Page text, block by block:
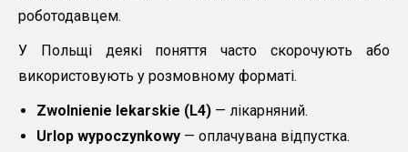
роботодавцем.
У Польщі деякі поняття часто скорочують або
використовують у розмовному форматі.
Zwolnienie lekarskie (L4) — лікарняний.
Urlop wypoczynkowy — оплачувана відпустка.